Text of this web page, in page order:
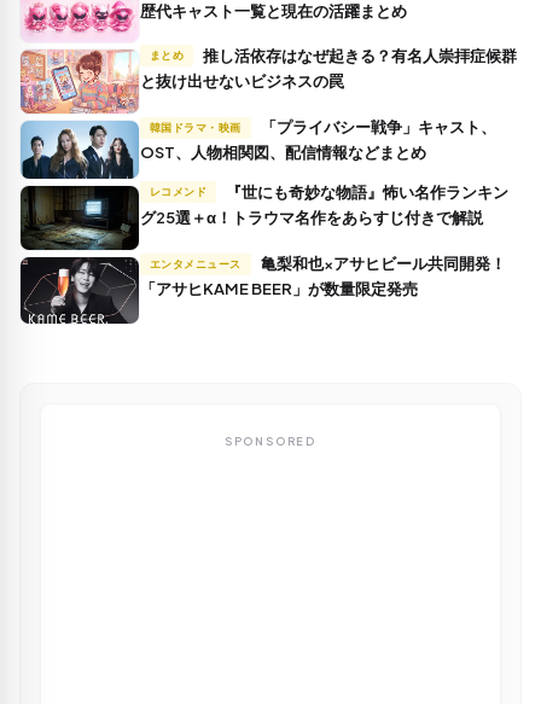
歴代キャスト一覧と現在の活躍まとめ
まとめ
推し活依存はなぜ起きる？有名人崇拝症候群
と抜け出せないビジネスの罠
韓国ドラマ・映画
OST、人物相関図、配信情報などまとめ
レコメンド
グ25選＋α！トラウマ名作をあらすじ付きで解説
エンタメニュース
「アサヒKAME BEER」が数量限定発売
SPONSORED